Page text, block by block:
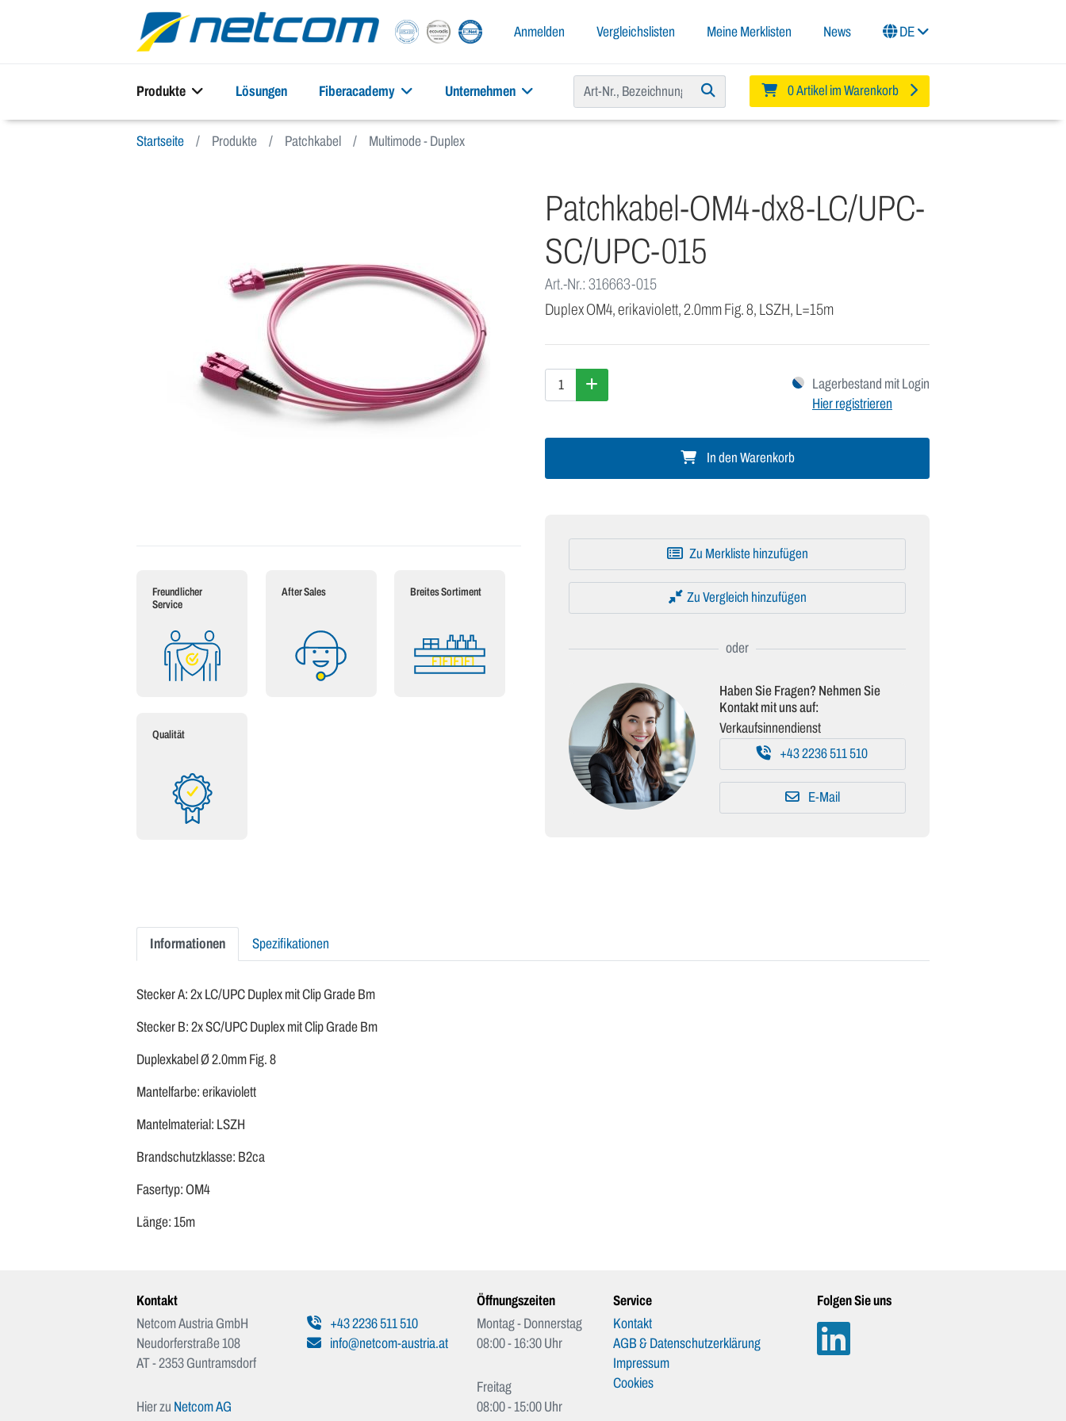
Anmelden Vergleichslisten Meine Merklisten News DE
Produkte Lösungen Fiberacademy Unternehmen 0 Artikel im Warenkorb
Startseite Produkte Patchkabel Multimode - Duplex
Freundlicher
Service
After Sales Breites Sortiment
Qualität
Patchkabel-OM4-dx8-LC/UPC-
SC/UPC-015
Art.-Nr.: 316663-015
Duplex OM4, erikaviolett, 2.0mm Fig. 8, LSZH, L=15m
Lagerbestand mit Login
Hier registrieren
In den Warenkorb
Zu Merkliste hinzufügen
Zu Vergleich hinzufügen
Haben Sie Fragen? Nehmen Sie
Kontakt mit uns auf:
Verkaufsinnendienst
+43 2236 511 510
E-Mail
Informationen Spezifikationen
Stecker A: 2x LC/UPC Duplex mit Clip Grade Bm
Stecker B: 2x SC/UPC Duplex mit Clip Grade Bm
Duplexkabel Ø 2.0mm Fig. 8
Mantelfarbe: erikaviolett
Mantelmaterial: LSZH
Brandschutzklasse: B2ca
Fasertyp: OM4
Länge: 15m
Kontakt
Netcom Austria GmbH
Neudorferstraße 108
AT - 2353 Guntramsdorf
+43 2236 511 510
info@netcom-austria.at
Hier zu Netcom AG
Öffnungszeiten
Montag - Donnerstag
08:00 - 16:30 Uhr
Freitag
08:00 - 15:00 Uhr
Service
Kontakt
AGB & Datenschutzerklärung
Impressum
Cookies
Folgen Sie uns